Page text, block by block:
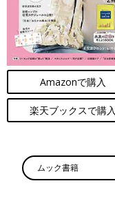
Amazonで購入
楽天ブックスで購入
ムック書籍